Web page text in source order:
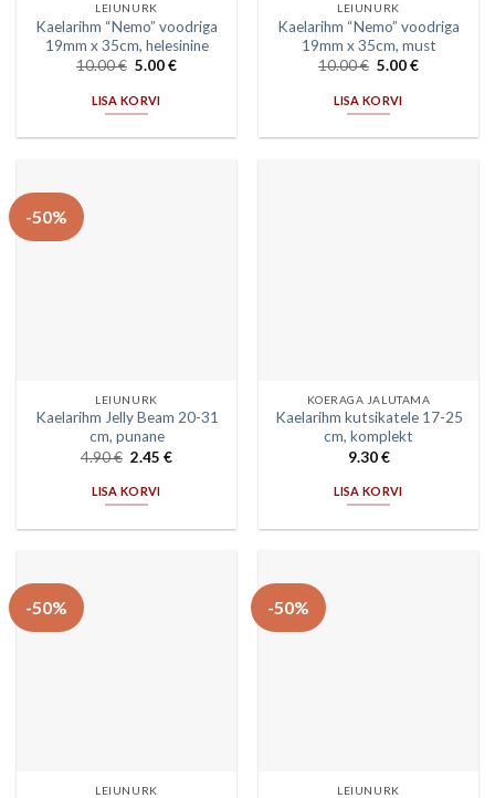
LEIUNURK
Kaelarihm “Nemo” voodriga
19mm x 35cm, helesinine
10.00€ 5.00€
LISA KORVI
LEIUNURK
Kaelarihm “Nemo” voodriga
19mm x 35cm, must
10.00€ 5.00€
LISA KORVI
-50%
LEIUNURK
Kaelarihm Jelly Beam 20-31
cm, punane
4.90€ 2.45€
LISA KORVI
KOERAGA JALUTAMA
Kaelarihm kutsikatele 17-25
cm, komplekt
9.30€
LISA KORVI
-50%
LEIUNURK
-50%
LEIUNURK